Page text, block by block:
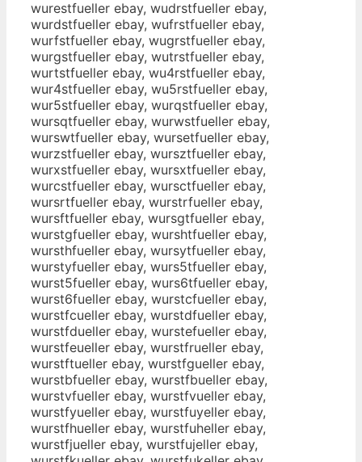
wurestfueller ebay, wudrstfueller ebay,
wurdstfueller ebay, wufrstfueller ebay,
wurfstfueller ebay, wugrstfueller ebay,
wurgstfueller ebay, wutrstfueller ebay,
wurtstfueller ebay, wu4rstfueller ebay,
wur4stfueller ebay, wu5rstfueller ebay,
wur5stfueller ebay, wurqstfueller ebay,
wursqtfueller ebay, wurwstfueller ebay,
wurswtfueller ebay, wursetfueller ebay,
wurzstfueller ebay, wursztfueller ebay,
wurxstfueller ebay, wursxtfueller ebay,
wurcstfueller ebay, wursctfueller ebay,
wursrtfueller ebay, wurstrfueller ebay,
wursftfueller ebay, wursgtfueller ebay,
wurstgfueller ebay, wurshtfueller ebay,
wursthfueller ebay, wursytfueller ebay,
wurstyfueller ebay, wurs5tfueller ebay,
wurst5fueller ebay, wurs6tfueller ebay,
wurst6fueller ebay, wurstcfueller ebay,
wurstfcueller ebay, wurstdfueller ebay,
wurstfdueller ebay, wurstefueller ebay,
wurstfeueller ebay, wurstfrueller ebay,
wurstftueller ebay, wurstfgueller ebay,
wurstbfueller ebay, wurstfbueller ebay,
wurstvfueller ebay, wurstfvueller ebay,
wurstfyueller ebay, wurstfuyeller ebay,
wurstfhueller ebay, wurstfuheller ebay,
wurstfjueller ebay, wurstfujeller ebay,